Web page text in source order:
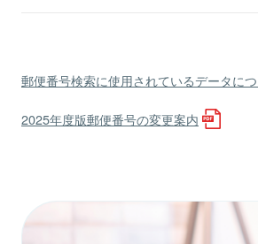
郵便番号検索に使用されているデータに
2025年度版郵便番号の変更案内